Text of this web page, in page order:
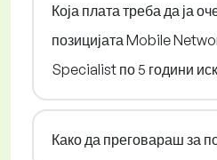
Која плата треба да ја
позицијата Mobile
Specialist по 5 години
Како да преговараш за